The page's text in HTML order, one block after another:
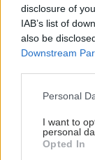
disclosure of
IAB’s list of
also be
Downstream
Please note
not limited to
grant or deny
use your data
Personal
I want to
personal
Opted In